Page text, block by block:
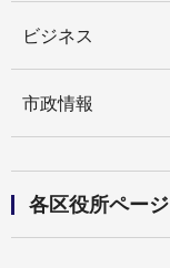
ビジネス
市政情報
各区役所ページ